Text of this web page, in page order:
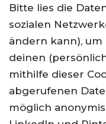
Bitte lies die
sozialen
ändern kann), um
deinen
mithilfe dieser
abgerufenen
möglich